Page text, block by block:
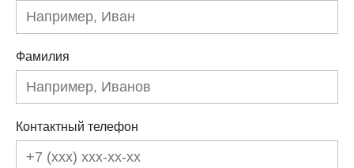
Фамилия
Контактный телефон